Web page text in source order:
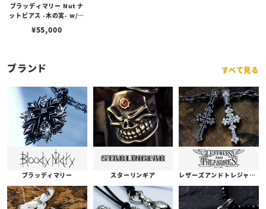
ブラッディマリー Nut ナ
ットピアス -木の実- w/ブ
¥55,000
ブランド すべて見る
ブラッディマリー スターリンギア レザーズアンドトレジャーズ